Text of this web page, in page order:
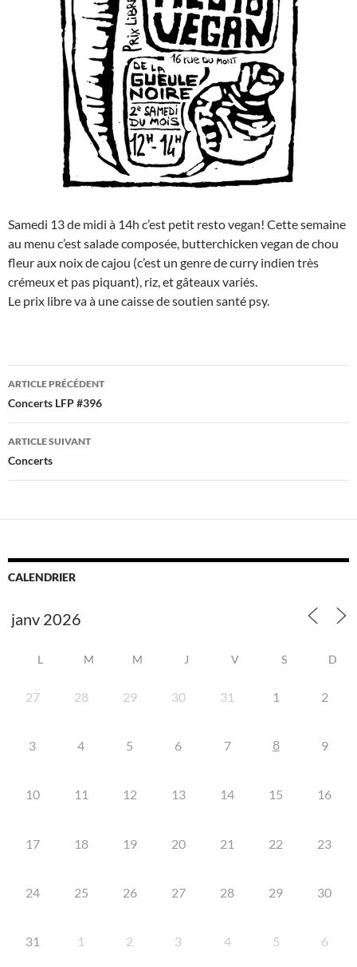
Samedi 13 de midi à 14h c’est petit resto vegan! Cette semaine
au menu c’est salade composée, butterchicken vegan de chou
fleur aux noix de cajou (c’est un genre de curry indien très
crémeux et pas piquant), riz, et gâteaux variés.
Le prix libre va à une caisse de soutien santé psy.
Navigation
des
articles
ARTICLE PRÉCÉDENT
Concerts LFP #396
ARTICLE SUIVANT
Concerts
CALENDRIER
L M M J V S D
27 28 29 30 31 1 2
3 4 5 6 7 8 9
10 11 12 13 14 15 16
17 18 19 20 21 22 23
24 25 26 27 28 29 30
31 1 2 3 4 5 6